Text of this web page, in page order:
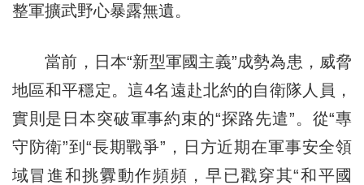
整軍擴武野心暴露無遺。
當前，日本“新型軍國主義”成勢為患，威脅
地區和平穩定。這4名遠赴北約的自衛隊人員，
實則是日本突破軍事約束的“探路先遣”。從“專
守防衛”到“長期戰爭”，日方近期在軍事安全領
域冒進和挑釁動作頻頻，早已戳穿其“和平國